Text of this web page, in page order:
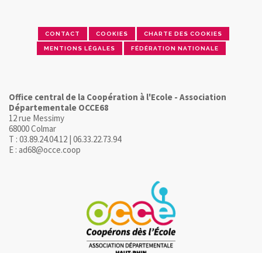
CONTACT COOKIES CHARTE DES COOKIES
MENTIONS LÉGALES FÉDÉRATION NATIONALE
Office central de la Coopération à l'Ecole - Association
Départementale OCCE68
12 rue Messimy
68000 Colmar
T : 03.89.24.04.12 | 06.33.22.73.94
E : ad68@occe.coop